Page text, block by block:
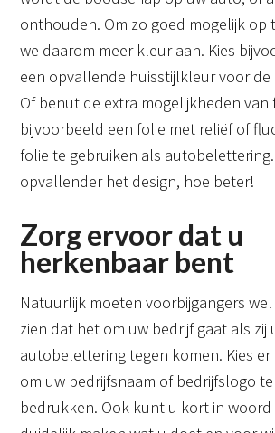
onthouden. Om zo goed mogelijk op
we daarom meer kleur aan. Kies
een opvallende huisstijlkleur voor
Of benut de extra mogelijkheden
bijvoorbeeld een folie met reliëf of
folie te gebruiken als
opvallender het design, hoe beter!
Zorg ervoor dat u
herkenbaar bent
Natuurlijk moeten voorbijgangers
zien dat het om uw bedrijf gaat als zij
autobelettering tegen komen. Kies
om uw bedrijfsnaam of bedrijfslogo
bedrukken. Ook kunt u kort in woord